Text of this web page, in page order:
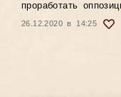
проработать
26.12.2020 в 14:25